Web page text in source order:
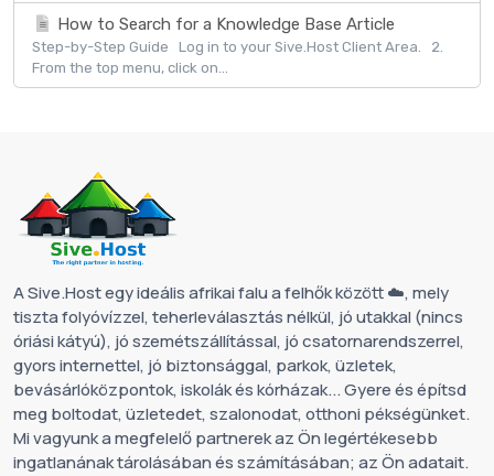
How to Search for a Knowledge Base Article
Step-by-Step Guide Log in to your Sive.Host Client Area. 2.
From the top menu, click on...
A Sive.Host egy ideális afrikai falu a felhők között ☁️, mely
tiszta folyóvízzel, teherleválasztás nélkül, jó utakkal (nincs
óriási kátyú), jó szemétszállítással, jó csatornarendszerrel,
gyors internettel, jó biztonsággal, parkok, üzletek,
bevásárlóközpontok, iskolák és kórházak... Gyere és építsd
meg boltodat, üzletedet, szalonodat, otthoni pékségünket.
Mi vagyunk a megfelelő partnerek az Ön legértékesebb
ingatlanának tárolásában és számításában; az Ön adatait.